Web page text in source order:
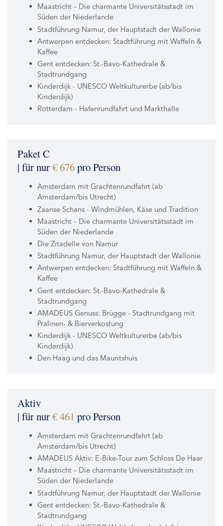
Maastricht – Die charmante Universitätsstadt im
Süden der Niederlande
Stadtführung Namur, der Hauptstadt der Wallonie
Antwerpen entdecken: Stadtführung mit Waffeln &
Kaffee
Gent entdecken: St.-Bavo-Kathedrale &
Stadtrundgang
Kinderdijk - UNESCO Weltkulturerbe (ab/bis
Kinderdijk)
Rotterdam - Hafenrundfahrt und Markthalle
Paket C
| für nur€ 676pro Person
Amsterdam mit Grachtenrundfahrt (ab
Amsterdam/bis Utrecht)
Zaanse Schans - Windmühlen, Käse und Tradition
Maastricht – Die charmante Universitätsstadt im
Süden der Niederlande
Die Zitadelle von Namur
Stadtführung Namur, der Hauptstadt der Wallonie
Antwerpen entdecken: Stadtführung mit Waffeln &
Kaffee
Gent entdecken: St.-Bavo-Kathedrale &
Stadtrundgang
AMADEUS Genuss: Brügge - Stadtrundgang mit
Pralinen- & Bierverkostung
Kinderdijk - UNESCO Weltkulturerbe (ab/bis
Kinderdijk)
Den Haag und das Mauritshuis
Aktiv
| für nur€ 461 pro Person
Amsterdam mit Grachtenrundfahrt (ab
Amsterdam/bis Utrecht)
AMADEUS Aktiv: E-Bike-Tour zum Schloss De Haar
Maastricht – Die charmante Universitätsstadt im
Süden der Niederlande
Stadtführung Namur, der Hauptstadt der Wallonie
Gent entdecken: St.-Bavo-Kathedrale &
Stadtrundgang